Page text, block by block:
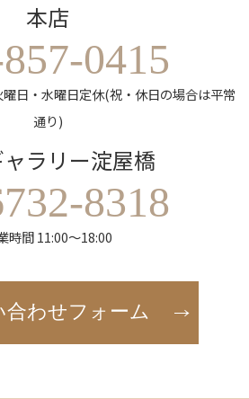
本店
0415
日・水曜日定休(祝・休日の場合は平常
通り)
ラリー淀屋橋
8318
時間 11:00～18:00
合わせフォーム